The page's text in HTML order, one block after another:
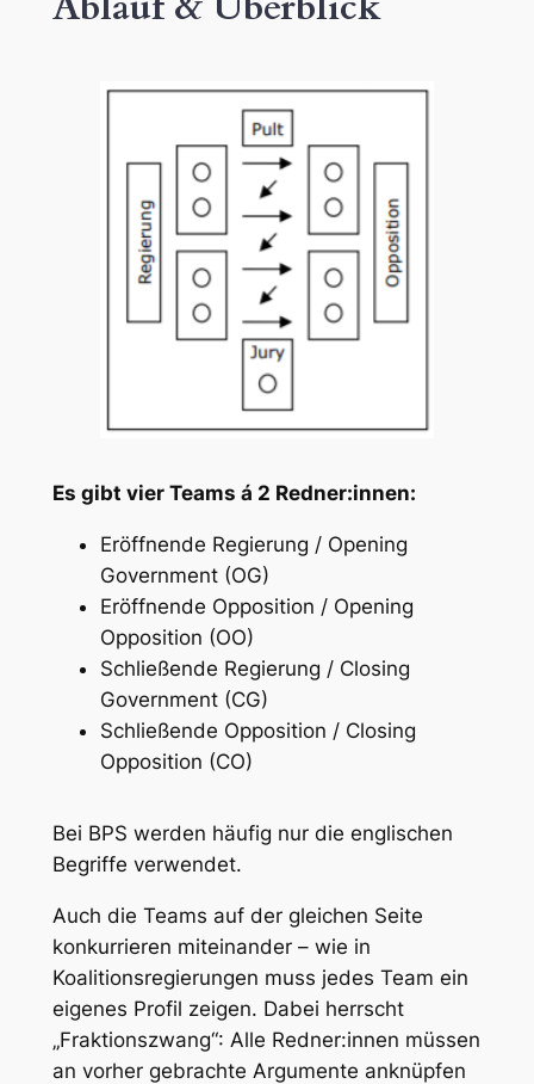
Es gibt vier Teams á 2 Redner:innen:
Eröffnende Regierung / Opening
Government (OG)
Eröffnende Opposition / Opening
Opposition (OO)
Schließende Regierung / Closing
Government (CG)
Schließende Opposition / Closing
Opposition (CO)
Bei BPS werden häufig nur die englischen
Begriffe verwendet.
Auch die Teams auf der gleichen Seite
konkurrieren miteinander – wie in
Koalitionsregierungen muss jedes Team ein
eigenes Profil zeigen. Dabei herrscht
„Fraktionszwang“: Alle Redner:innen müssen
an vorher gebrachte Argumente anknüpfen